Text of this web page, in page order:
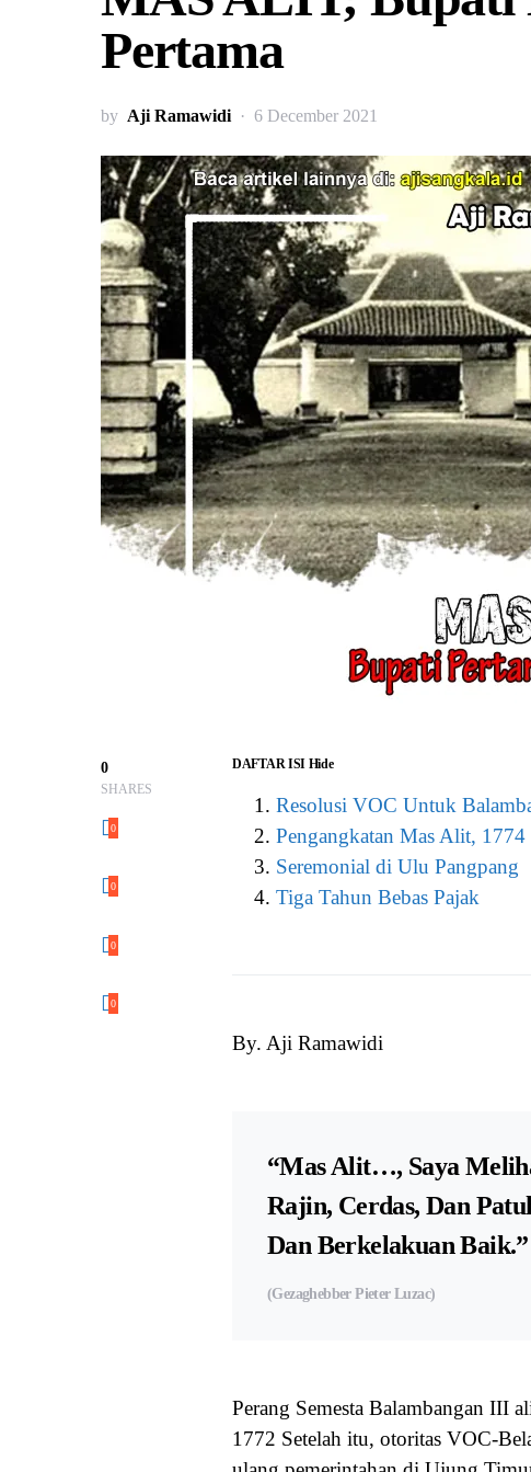
Pertama
by Aji Ramawidi 6 December 2021
0
SHARES
0
0
0
0
DAFTAR ISI Hide
Resolusi VOC Untuk
Pengangkatan Mas Alit, 1774
Seremonial di Ulu Pangpang
Tiga Tahun Bebas Pajak
By. Aji Ramawidi
“Mas Alit…, Saya
Rajin, Cerdas, Dan
Dan Berkelakuan Baik.”
(Gezaghebber Pieter Luzac)
Perang Semesta Balambangan III
1772 Setelah itu, otoritas VOC-